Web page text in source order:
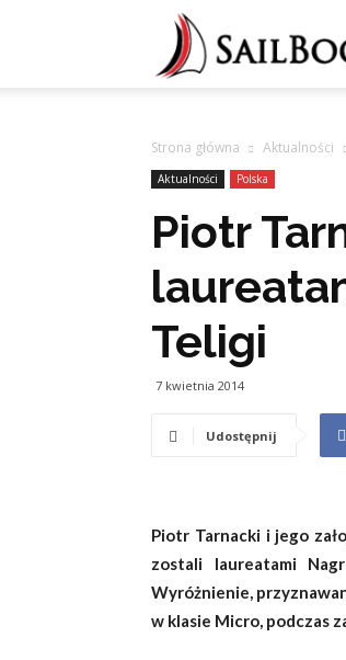
Strona główna Aktualności
Aktualności Polska
Piotr
Teligi
7 kwietnia 2014
Udostępnij
Piotr Tarnacki i jego
zostali laureatami
Wyróżnienie,
w klasie Micro, podczas